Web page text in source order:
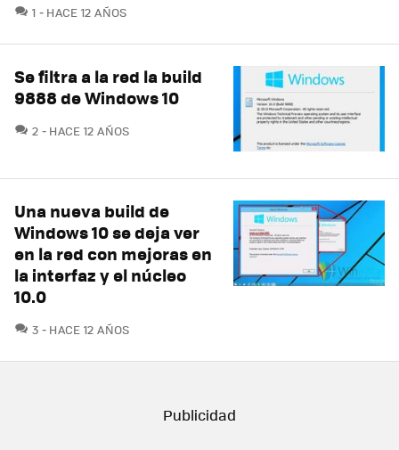
1 COMENTARIOS
HACE 12 AÑOS
Se filtra a la red la build
9888 de Windows 10
2 COMENTARIOS
HACE 12 AÑOS
Una nueva build de
Windows 10 se deja ver
en la red con mejoras en
la interfaz y el núcleo
10.0
3 COMENTARIOS
HACE 12 AÑOS